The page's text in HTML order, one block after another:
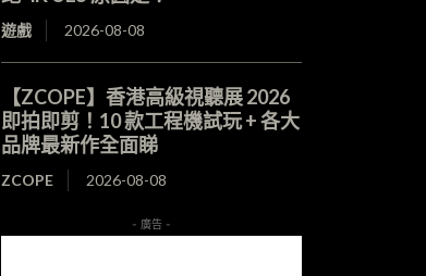
遊戲 2026-08-08
【ZCOPE】香港高級視聽展 2026
即拍即剪！10 款工程機試玩 + 各大
品牌最新作全面睇
ZCOPE 2026-08-08
- 廣告 -